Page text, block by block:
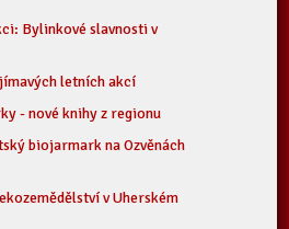
Bylinkové slavnosti v
letních akcí
- nové knihy z regionu
biojarmark na Ozvěnách
v Uherském